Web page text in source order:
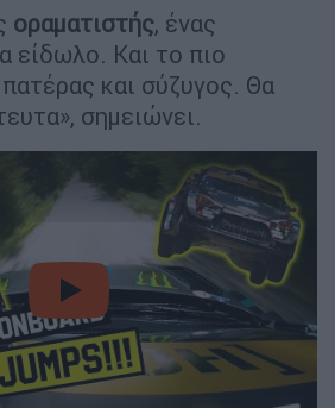
οραματιστής, ένας
είδωλο. Και το πιο
και σύζυγος. Θα
σημειώνει.
video